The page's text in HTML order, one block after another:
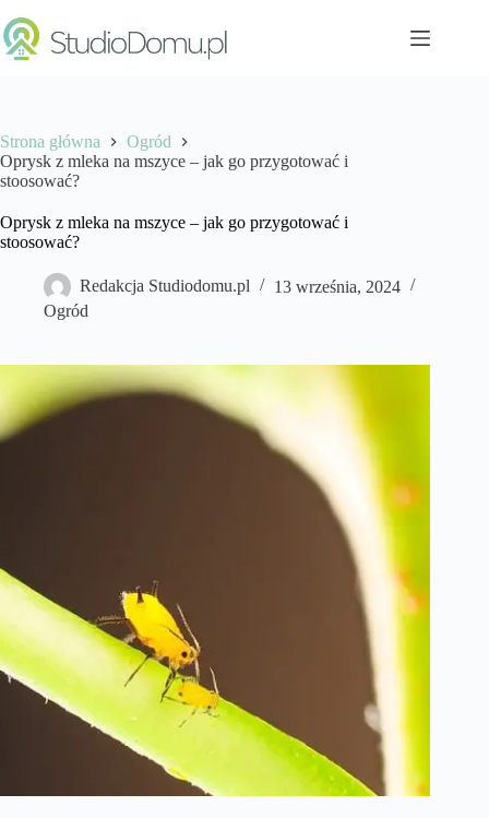
do
treści
Strona główna
Ogród
Oprysk z mleka na mszyce – jak go przygotować i
stoosować?
Oprysk z mleka na mszyce – jak go przygotować i
stoosować?
Redakcja Studiodomu.pl
13 września, 2024
Ogród